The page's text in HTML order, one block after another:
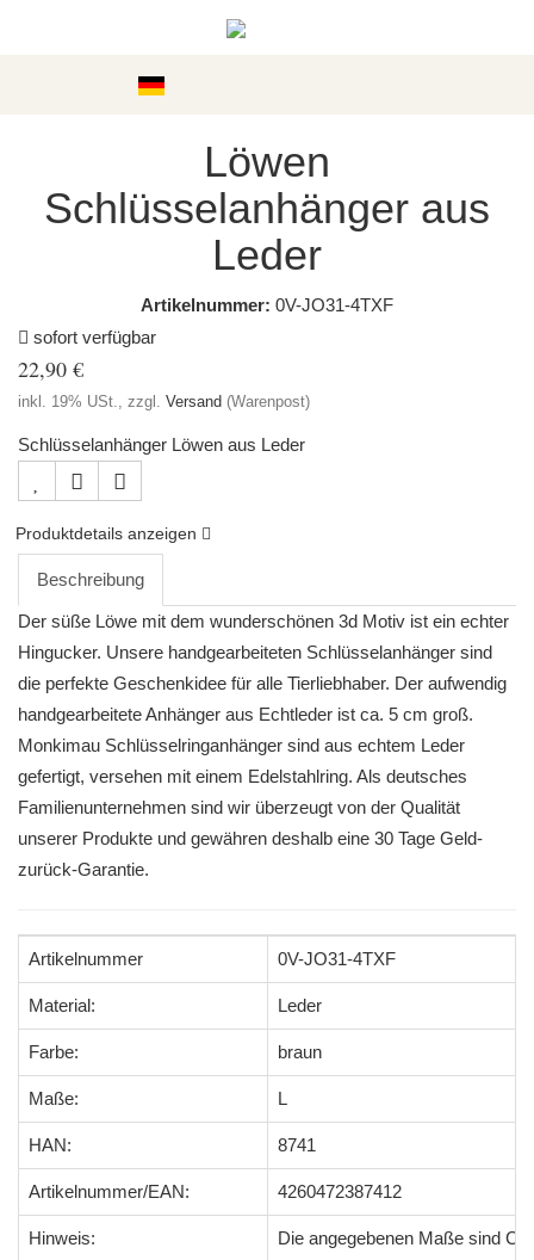
Löwen
Schlüsselanhänger aus
Leder
Artikelnummer: 0V-JO31-4TXF
sofort verfügbar
22,90 €
inkl. 19% USt., zzgl. Versand (Warenpost)
Schlüsselanhänger Löwen aus Leder
Produktdetails anzeigen
Beschreibung
Der süße Löwe mit dem wunderschönen 3d Motiv ist ein echter
Hingucker. Unsere handgearbeiteten Schlüsselanhänger sind
die perfekte Geschenkidee für alle Tierliebhaber. Der aufwendig
handgearbeitete Anhänger aus Echtleder ist ca. 5 cm groß.
Monkimau Schlüsselringanhänger sind aus echtem Leder
gefertigt, versehen mit einem Edelstahlring. Als deutsches
Familienunternehmen sind wir überzeugt von der Qualität
unserer Produkte und gewähren deshalb eine 30 Tage Geld-
zurück-Garantie.
Artikelnummer 0V-JO31-4TXF
Material: Leder
Farbe: braun
Maße: L
HAN: 8741
Artikelnummer/EAN: 4260472387412
Hinweis: Die angegebenen Maße sind